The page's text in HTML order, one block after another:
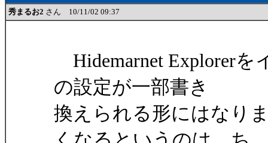
秀まるお2 さん 10/11/02 09:37
Hidemarnet Explorer
の設定が一部書き
換えられる形にはなり